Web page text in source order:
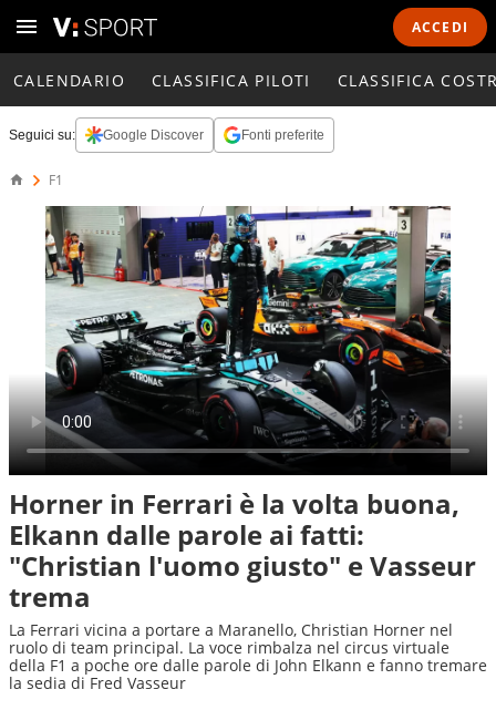
ACCEDI
CALENDARIO CLASSIFICA PILOTI CLASSIFICA
Seguici su: Google Discover Fonti preferite
F1
Horner in Ferrari è la volta buona,
Elkann dalle parole ai fatti:
"Christian l'uomo giusto" e Vasseur
trema
La Ferrari vicina a portare a Maranello, Christian Horner nel
ruolo di team principal. La voce rimbalza nel circus virtuale
della F1 a poche ore dalle parole di John Elkann e fanno tremare
la sedia di Fred Vasseur